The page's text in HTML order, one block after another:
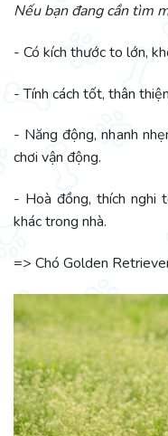
Nếu bạn đang cần tìm
- Có kích thước to lớn,
- Tính cách tốt, thân
- Năng động, nhanh
chơi vận động.
- Hoà đồng, thích nghi
khác trong nhà.
=> Chó Golden